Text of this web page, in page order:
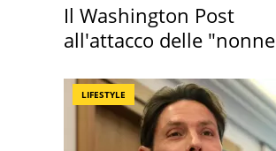
Il Washington Post
all'attacco delle "nonne
LIFESTYLE